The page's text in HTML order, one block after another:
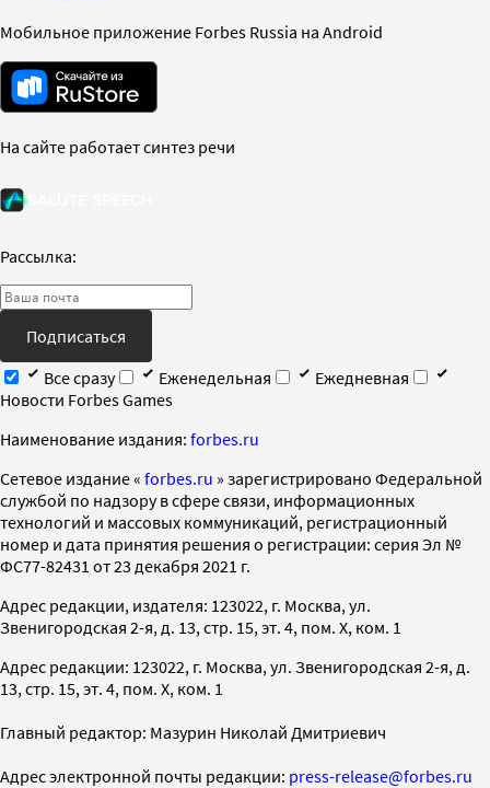
Мобильное приложение Forbes Russia на Android
На сайте работает синтез речи
Рассылка:
Подписаться
Все сразу
Еженедельная
Ежедневная
Новости Forbes Games
Наименование издания: forbes.ru
Cетевое издание « forbes.ru » зарегистрировано Федеральной
службой по надзору в сфере связи, информационных
технологий и массовых коммуникаций, регистрационный
номер и дата принятия решения о регистрации: серия Эл №
ФС77-82431 от 23 декабря 2021 г.
Адрес редакции, издателя: 123022, г. Москва, ул.
Звенигородская 2-я, д. 13, стр. 15, эт. 4, пом. X, ком. 1
Адрес редакции: 123022, г. Москва, ул. Звенигородская 2-я, д.
13, стр. 15, эт. 4, пом. X, ком. 1
Главный редактор: Мазурин Николай Дмитриевич
Адрес электронной почты редакции: press-release@forbes.ru